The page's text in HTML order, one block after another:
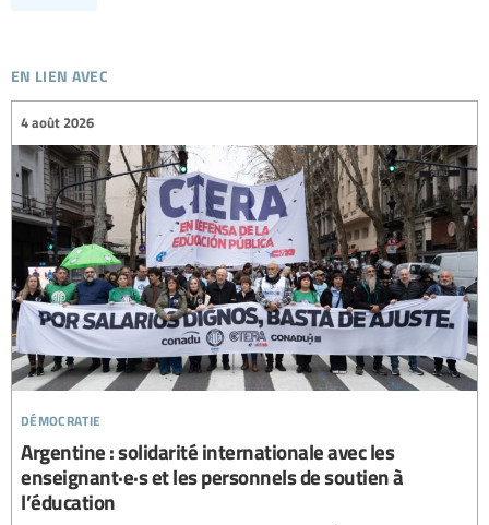
en lien avec
démocratie
4 août 2026
Argentine : solidarité internationale avec les
enseignant·e·s et les personnels de soutien à
l’éducation